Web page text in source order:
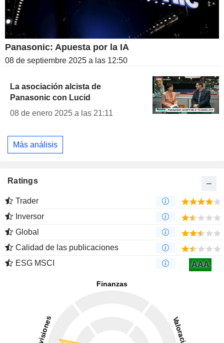
Panasonic: Apuesta por la IA
08 de septiembre 2025 a las 12:50
La asociación alcista de
Panasonic con Lucid
08 de enero 2025 a las 21:11
Más análisis
Ratings
Trader
Inversor
Global
Calidad de las publicaciones
ESG MSCI
AAA